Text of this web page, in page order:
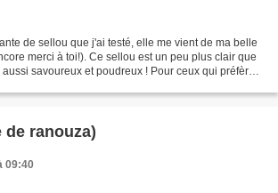
de sellou que j'ai testé, elle me vient de ma belle
merci à toi!). Ce sellou est un peu plus clair que
savoureux et poudreux ! Pour ceux qui préfèrent
ranouza)
09:40